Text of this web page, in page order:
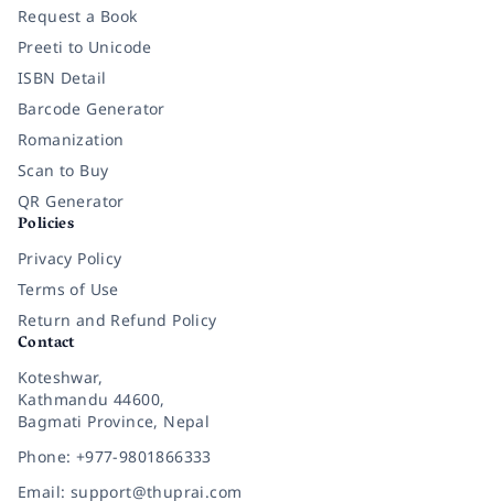
Request a Book
Preeti to Unicode
ISBN Detail
Barcode Generator
Romanization
Scan to Buy
QR Generator
Policies
Privacy Policy
Terms of Use
Return and Refund Policy
Contact
Koteshwar,
Kathmandu 44600,
Bagmati Province, Nepal
Phone: +977-9801866333
Email: support@thuprai.com